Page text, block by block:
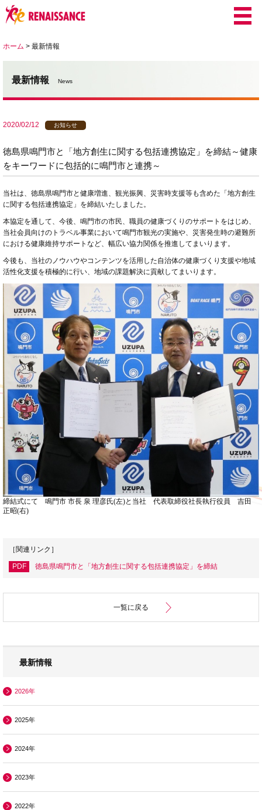
ホーム > 最新情報
最新情報 News
2020/02/12 お知らせ
徳島県鳴門市と「地方創生に関する包括連携協定」を締結～健康
をキーワードに包括的に鳴門市と連携～
当社は、徳島県鳴門市と健康増進、観光振興、災害時支援等も含めた「地方創生
に関する包括連携協定」を締結いたしました。
本協定を通して、今後、鳴門市の市民、職員の健康づくりのサポートをはじめ、
当社会員向けのトラベル事業において鳴門市観光の実施や、災害発生時の避難所
における健康維持サポートなど、幅広い協力関係を推進してまいります。
今後も、当社のノウハウやコンテンツを活用した自治体の健康づくり支援や地域
活性化支援を積極的に行い、地域の課題解決に貢献してまいります。
締結式にて 鳴門市 市長 泉 理彦氏(左)と 当社 代表取締役社長執行役員 吉田
正昭(右)
［関連リンク］
PDF 徳島県鳴門市と「地方創生に関する包括連携協定」を締結
一覧に戻る
最新情報
2026年
2025年
2024年
2023年
2022年